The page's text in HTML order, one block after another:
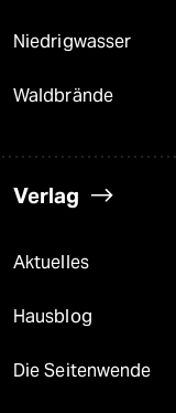
Niedrigwasser
Waldbrände
Verlag
Aktuelles
Hausblog
Die Seitenwende